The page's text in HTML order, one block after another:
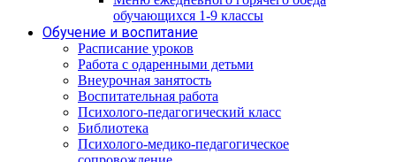
обучающихся 1-9 классы
Обучение и воспитание
Расписание уроков
Работа с одаренными детьми
Внеурочная занятость
Воспитательная работа
Психолого-педагогический класс
Библиотека
Психолого-медико-педагогическое